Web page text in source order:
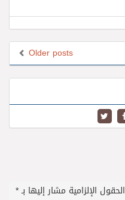
Older posts
الحقول الإلزامية مشار إليها بـ*